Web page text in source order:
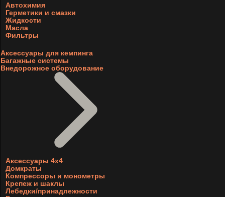
Автохимия
Герметики и смазки
Жидкости
Масла
Фильтры
Аксессуары для кемпинга
Багажные системы
Внедорожное оборудование
Аксессуары 4х4
Домкраты
Компрессоры и монометры
Крепеж и шаклы
Лебедки/принадлежности